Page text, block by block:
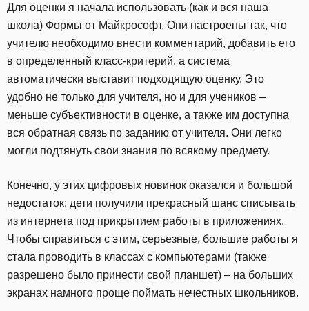
Для оценки я начала использовать (как и вся наша
школа) Формы от Майкрософт. Они настроены так, что
учителю необходимо внести комментарий, добавить его
в определенный класс-критерий, а система
автоматически выставит подходящую оценку. Это
удобно не только для учителя, но и для учеников –
меньше субъективности в оценке, а также им доступна
вся обратная связь по заданию от учителя. Они легко
могли подтянуть свои знания по всякому предмету.
Конечно, у этих цифровых новинок оказался и большой
недостаток: дети получили прекрасный шанс списывать
из интернета под прикрытием работы в приложениях.
Чтобы справиться с этим, серьезные, большие работы я
стала проводить в классах с компьютерами (также
разрешено было принести свой планшет) – на больших
экранах намного проще поймать нечестных школьников.